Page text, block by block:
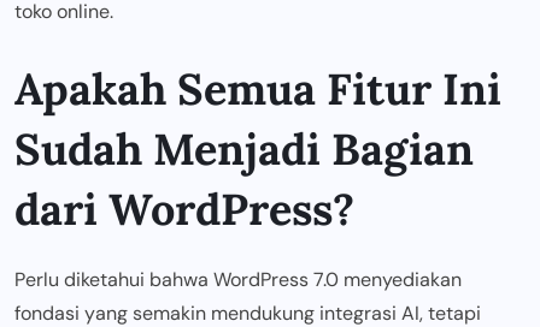
toko online.
Apakah Semua Fitur Ini
Sudah Menjadi Bagian
dari WordPress?
Perlu diketahui bahwa WordPress 7.0 menyediakan
fondasi yang semakin mendukung integrasi AI, tetapi